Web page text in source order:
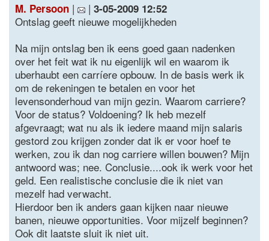
M. Persoon | | 3-05-2009 12:52
Ontslag geeft nieuwe mogelijkheden
Na mijn ontslag ben ik eens goed gaan nadenken
over het feit wat ik nu eigenlijk wil en waarom ik
uberhaubt een carríere opbouw. In de basis werk ik
om de rekeningen te betalen en voor het
levensonderhoud van mijn gezin. Waarom carriere?
Voor de status? Voldoening? Ik heb mezelf
afgevraagt; wat nu als ik iedere maand mijn salaris
gestord zou krijgen zonder dat ik er voor hoef te
werken, zou ik dan nog carriere willen bouwen? Mijn
antwoord was; nee. Conclusie....ook ik werk voor het
geld. Een realistische conclusie die ik niet van
mezelf had verwacht.
Hierdoor ben ik anders gaan kijken naar nieuwe
banen, nieuwe opportunities. Voor mijzelf beginnen?
Ook dit laatste sluit ik niet uit.